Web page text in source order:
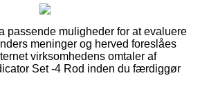
passende muligheder for at evaluere
meninger og herved foreslåes
virksomhedens omtaler af
Set -4 Rod inden du færdiggør